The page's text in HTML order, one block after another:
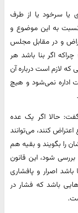
یا سرخود یا از طرف
به این موضوع و
و در مقابل مجلس
اگر بنا باشد هر
لازم است درباره آن
اداره نمی‌شود و هیچ
حالا اگر یک عده
کنند، می‌توانند
را بگویند و بقیه هم
شود، این قانون
اصرار و پافشاری
باشد که فشار در